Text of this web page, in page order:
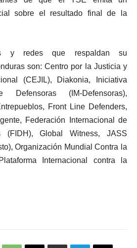
sobre el resultado final de la
y redes que respaldan su
son: Centro por la Justicia y
(CEJIL), Diakonia, Iniciativa
Defensoras (IM-Defensoras),
Front Line Defenders,
Federación Internacional de
(FIDH), Global Witness, JASS
Organización Mundial Contra la
Internacional contra la